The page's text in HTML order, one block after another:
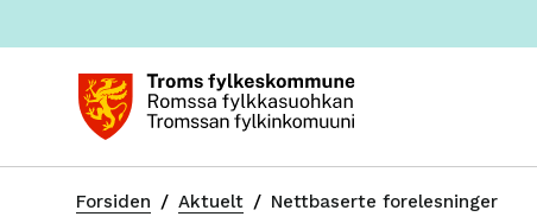
Du
Forsiden Aktuelt Nettbaserte forelesninger